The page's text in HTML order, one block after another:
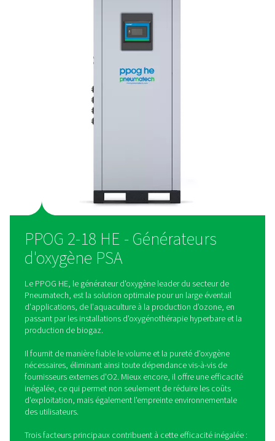
ALTERNATIVE DURABLE
Moins d’énergie, pas de
transport
En minimisant la consommation d’énergie et en éliminant